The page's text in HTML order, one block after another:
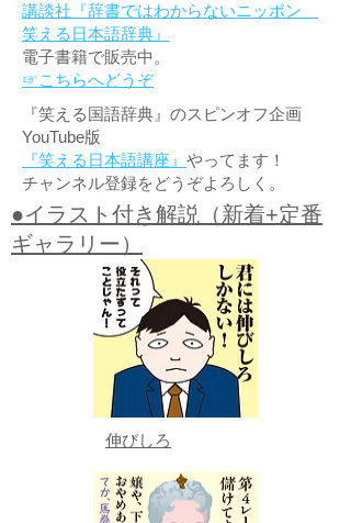
講談社『辞書ではわからないニッポン
笑える日本語辞典』
電子書籍で販売中。
☞こちらへどうぞ
『笑える国語辞典』のスピンオフ企画
YouTube版
『笑える日本語講座』 やってます！
チャンネル登録をどうぞよろしく。
●イラスト付き解説（新着+定番
ギャラリー）
伸びしろ